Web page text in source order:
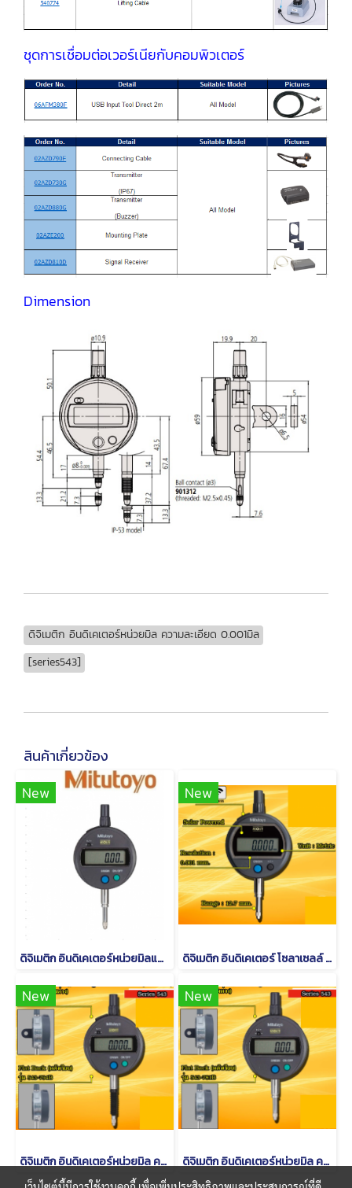
ชุดการเชื่อมต่อเวอร์เนียกับคอมพิวเตอร์
Dimension
ดิจิเมติก อินดิเคเตอร์หน่วยมิล ความละเอียด 0.001มิล
[series543]
สินค้าเกี่ยวข้อง
New
ดิจิเมติก อินดิเคเตอร์หน่วยมิลและนิ้ว รุ่น 543
New
ดิจิเมติก อินดิเคเตอร์ โซลาเซลล์ ความละเอียด 0.001มิล [Series 543]
New
ดิจิเมติก อินดิเคเตอร์หน่วยมิล ความละเอียด 0.001มิล[series543-794/794B]
New
ดิจิเมติก อินดิเคเตอร์หน่วยมิล ความละเอียด 0.01มิล [series543-781/781B]